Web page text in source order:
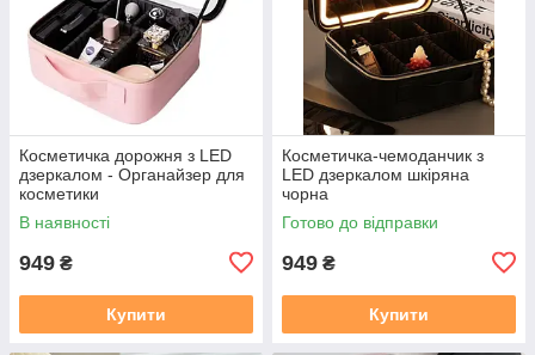
Косметичка дорожня з LED
дзеркалом - Органайзер для
косметики
В наявності
949 ₴
Купити
Косметичка-чемоданчик з
LED дзеркалом шкіряна
чорна
Готово до відправки
949 ₴
Купити